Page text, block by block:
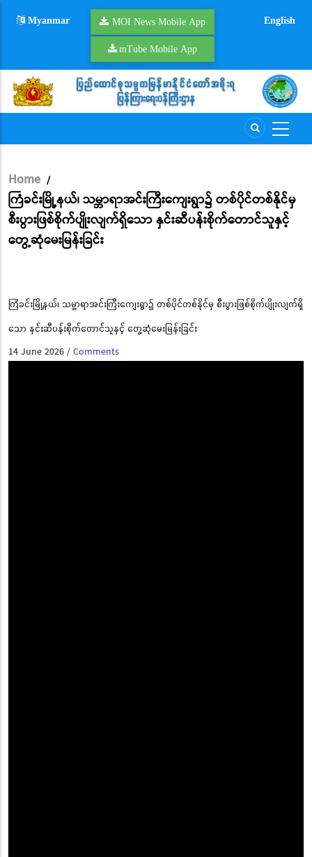
Myanmar MOI News Mobile App
mTube Mobile App
English
Breadcrumb
Home /
ကြံခင်းမြို့နယ်၊ သမ္ဘာရာအင်းကြီးကျေးရွာ၌ တစ်ပိုင်တစ်နိုင်မှ
စီးပွားဖြစ်စိုက်ပျိုးလျက်ရှိသော နှင်းဆီပန်းစိုက်တောင်သူနှင့်
တွေ့ဆုံမေးမြန်းခြင်း
ကြံခင်းမြို့နယ်၊ သမ္ဘာရာအင်းကြီးကျေးရွာ၌ တစ်ပိုင်တစ်နိုင်မှ စီးပွားဖြစ်စိုက်ပျိုးလျက်ရှိ
သော နှင်းဆီပန်းစိုက်တောင်သူနှင့် တွေ့ဆုံမေးမြန်းခြင်း
14 June 2026/Comments